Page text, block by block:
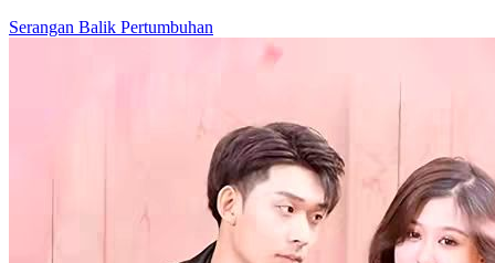
Serangan Balik Pertumbuhan